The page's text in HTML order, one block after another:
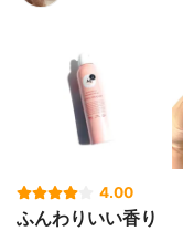
4.00
ふんわりいい香り